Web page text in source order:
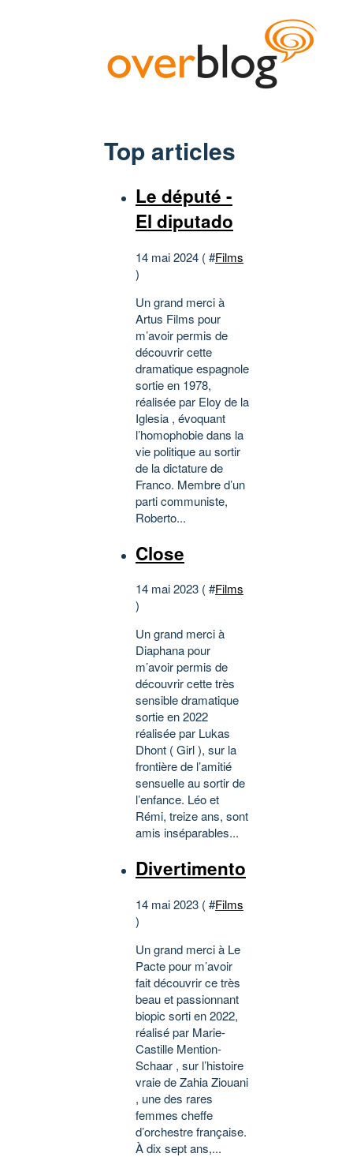
Top articles
Le député -
El diputado
14 mai 2024 ( #Films
)
Un grand merci à
Artus Films pour
m’avoir permis de
découvrir cette
dramatique espagnole
sortie en 1978,
réalisée par Eloy de la
Iglesia , évoquant
l’homophobie dans la
vie politique au sortir
de la dictature de
Franco. Membre d’un
parti communiste,
Roberto...
Close
14 mai 2023 ( #Films
)
Un grand merci à
Diaphana pour
m’avoir permis de
découvrir cette très
sensible dramatique
sortie en 2022
réalisée par Lukas
Dhont ( Girl ), sur la
frontière de l’amitié
sensuelle au sortir de
l’enfance. Léo et
Rémi, treize ans, sont
amis inséparables...
Divertimento
14 mai 2023 ( #Films
)
Un grand merci à Le
Pacte pour m’avoir
fait découvrir ce très
beau et passionnant
biopic sorti en 2022,
réalisé par Marie-
Castille Mention-
Schaar , sur l’histoire
vraie de Zahia Ziouani
, une des rares
femmes cheffe
d’orchestre française.
À dix sept ans,...